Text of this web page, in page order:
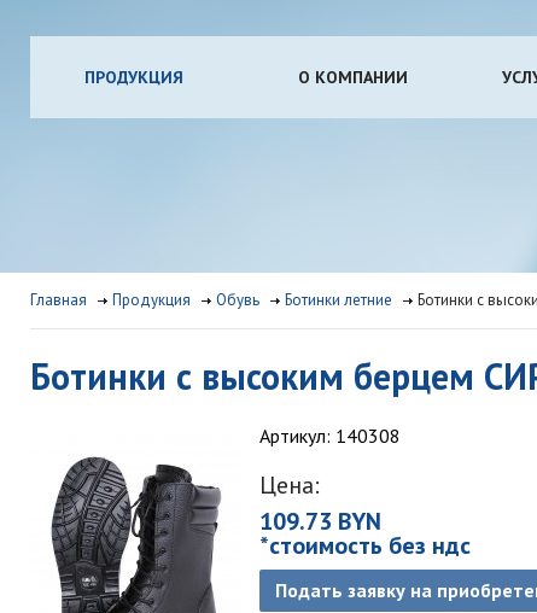
ПРОДУКЦИЯ О КОМПАНИИ
Главная Продукция Обувь Ботинки летние Ботинки с
Ботинки с высоким берцем
Артикул: 140308
Цена:
109.73 BYN
*стоимость без ндс
Подать заявку на